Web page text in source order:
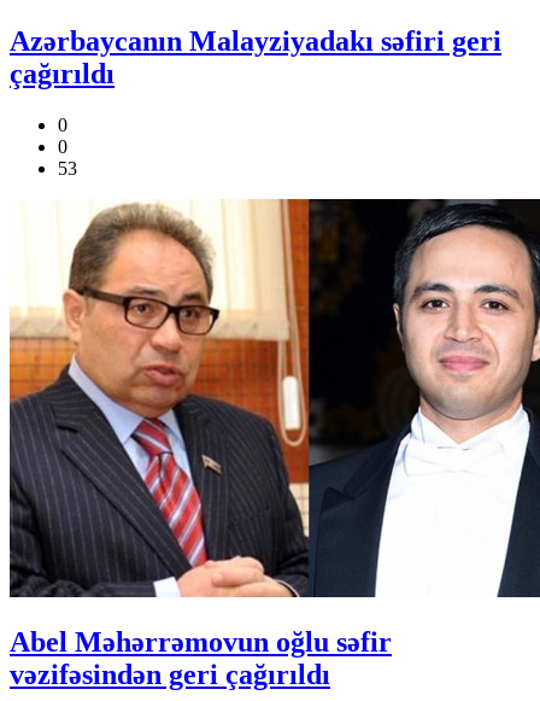
Azərbaycanın Malayziyadakı səfiri geri
çağırıldı
0
0
53
Abel Məhərrəmovun oğlu səfir
vəzifəsindən geri çağırıldı